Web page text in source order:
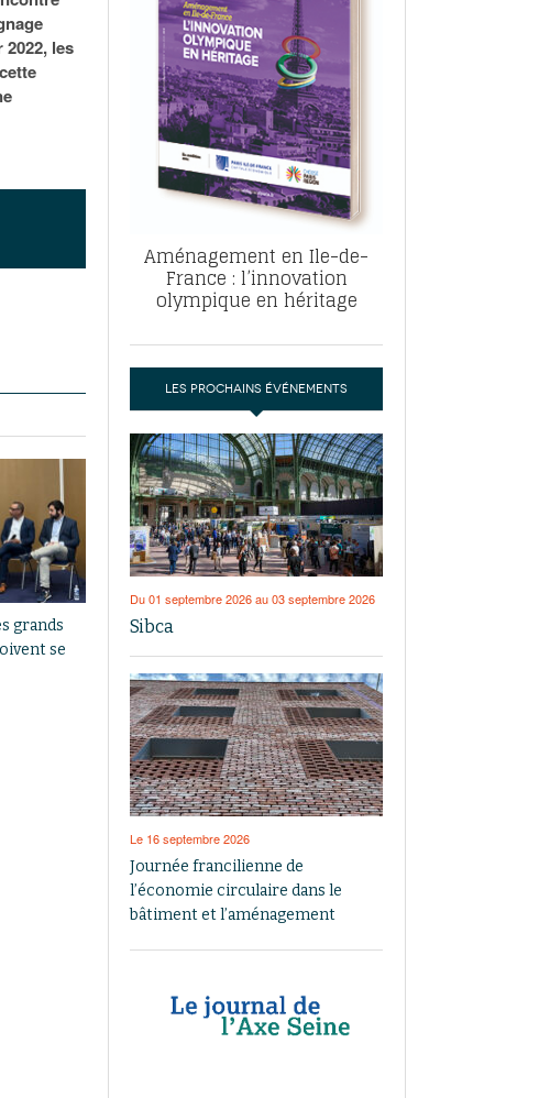
23 pistes pour
- 20 janvier 2026
– Apex, ABF, ZAC : F. Vauglin détaille sa
de route pour l’urbanisme parisien- 17
les cadres de la tech et de la finance
le marché de la location de luxe-
les
grands
se
Aménagement en Ile-de-
France : l’innovation
olympique en héritage
LES PROCHAINS ÉVÉNEMENTS
Du 01 septembre 2026 au 03 septembre 2026
Sibca
Le 16 septembre 2026
Journée francilienne de
l’économie circulaire dans le
bâtiment et l’aménagement